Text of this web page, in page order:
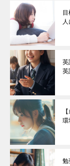
英
英
環
勉